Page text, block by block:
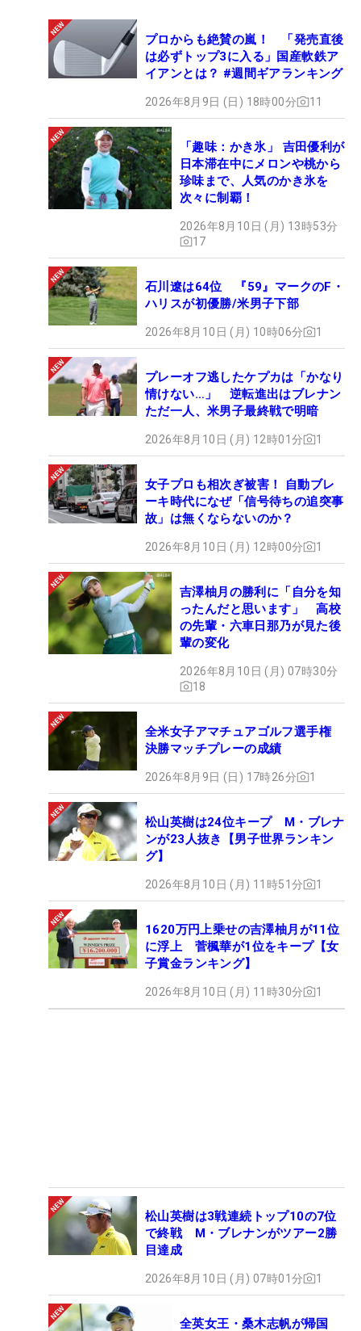
プロからも絶賛の嵐！ 「発売直後
は必ずトップ3に入る」国産軟鉄ア
イアンとは？ #週間ギアランキング
2026年8月9日 (日) 18時00分 11
「趣味：かき氷」 吉田優利が
日本滞在中にメロンや桃から
珍味まで、人気のかき氷を
次々に制覇！
2026年8月10日 (月) 13時53分
17
石川遼は64位 『59』マークのF・
ハリスが初優勝/米男子下部
2026年8月10日 (月) 10時06分 1
プレーオフ逃したケプカは「かなり
情けない…」 逆転進出はブレナン
ただ一人、米男子最終戦で明暗
2026年8月10日 (月) 12時01分 1
女子プロも相次ぎ被害！ 自動ブレ
ーキ時代になぜ「信号待ちの追突事
故」は無くならないのか？
2026年8月10日 (月) 12時00分 1
吉澤柚月の勝利に「自分を知
ったんだと思います」 高校
の先輩・六車日那乃が見た後
輩の変化
2026年8月10日 (月) 07時30分
18
全米女子アマチュアゴルフ選手権
決勝マッチプレーの成績
2026年8月9日 (日) 17時26分 1
松山英樹は24位キープ M・ブレナ
ンが23人抜き【男子世界ランキン
グ】
2026年8月10日 (月) 11時51分 1
1620万円上乗せの吉澤柚月が11位
に浮上 菅楓華が1位をキープ【女
子賞金ランキング】
2026年8月10日 (月) 11時30分 1
松山英樹は3戦連続トップ10の7位
で終戦 M・ブレナンがツアー2勝
目達成
2026年8月10日 (月) 07時01分 1
全英女王・桑木志帆が帰国